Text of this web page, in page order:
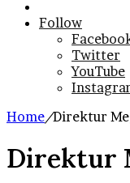
In
Follow
Twitter
YouTube
Home/Direktur
Direktur